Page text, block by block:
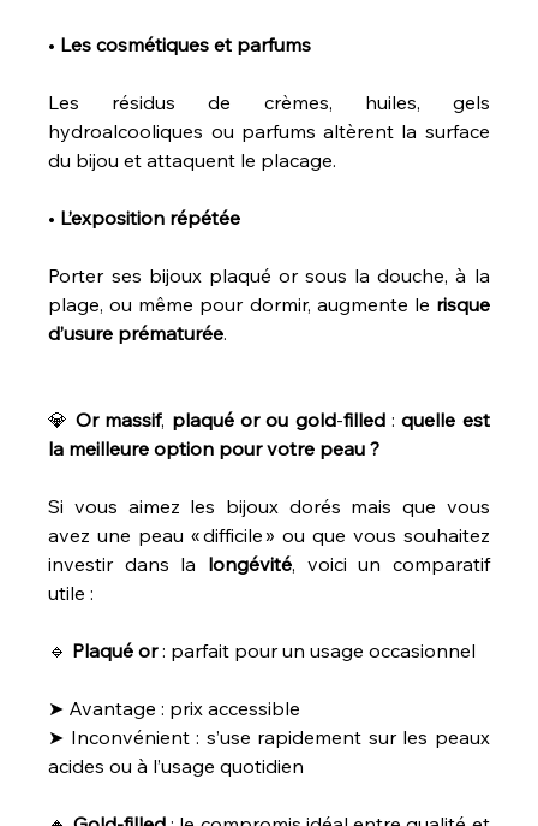
• Les cosmétiques et parfums
Les résidus de crèmes, huiles, gels
hydroalcooliques ou parfums altèrent la surface
du bijou et attaquent le placage.
• L’exposition répétée
Porter ses bijoux plaqué or sous la douche, à la
plage, ou même pour dormir, augmente le risque
d’usure prématurée.
💎 Or massif, plaqué or ou gold-filled : quelle est
la meilleure option pour votre peau ?
Si vous aimez les bijoux dorés mais que vous
avez une peau « difficile » ou que vous souhaitez
investir dans la longévité, voici un comparatif
utile :
🔹 Plaqué or : parfait pour un usage occasionnel
➤ Avantage : prix accessible
➤ Inconvénient : s’use rapidement sur les peaux
acides ou à l’usage quotidien